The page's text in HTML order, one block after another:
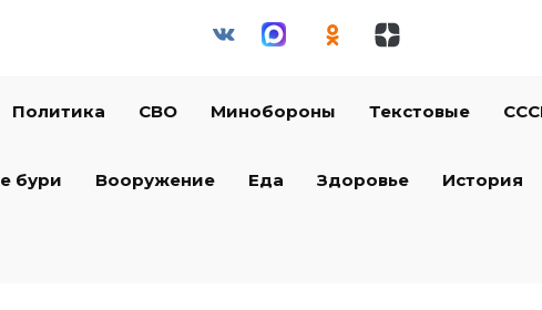
Политика СВО Минобороны Текстовые
бури Вооружение Еда Здоровье История